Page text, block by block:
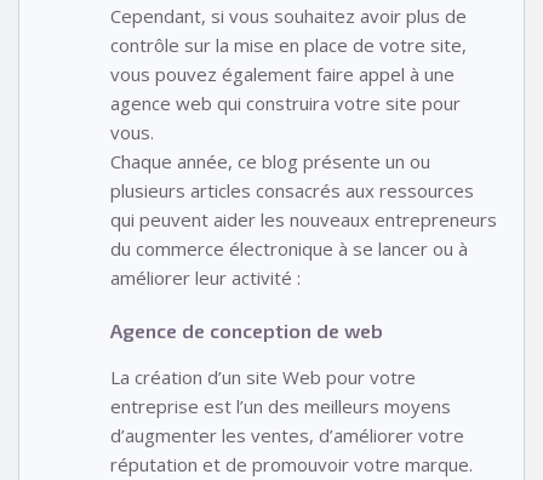
Cependant, si vous souhaitez avoir plus de
contrôle sur la mise en place de votre site,
vous pouvez également faire appel à une
agence web qui construira votre site pour
vous.
Chaque année, ce blog présente un ou
plusieurs articles consacrés aux ressources
qui peuvent aider les nouveaux entrepreneurs
du commerce électronique à se lancer ou à
améliorer leur activité :
Agence de conception de web
La création d’un site Web pour votre
entreprise est l’un des meilleurs moyens
d’augmenter les ventes, d’améliorer votre
réputation et de promouvoir votre marque.